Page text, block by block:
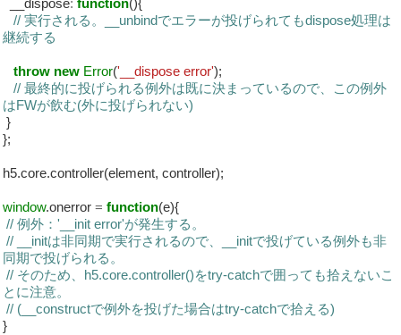
__dispose: function(){
// 実行される。__unbindでエラーが投げられてもdispose処理は
継続する
throw new Error('__dispose error');
// 最終的に投げられる例外は既に決まっているので、この例外
はFWが飲む(外に投げられない)
}
};
h5.core.controller(element, controller);
window.onerror = function(e){
// 例外：'__init error'が発生する。
// __initは非同期で実行されるので、__initで投げている例外も非
同期で投げられる。
// そのため、h5.core.controller()をtry-catchで囲っても拾えないこ
とに注意。
// (__constructで例外を投げた場合はtry-catchで拾える)
}